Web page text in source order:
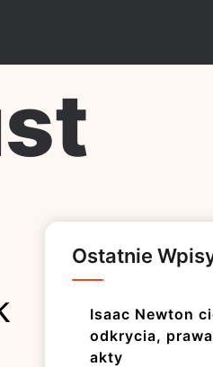
Ostatnie
Isaac Newton
odkrycia,
akty